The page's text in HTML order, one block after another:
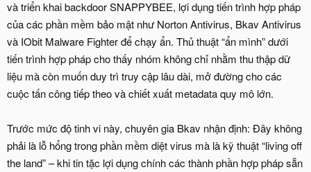
và triển khai backdoor SNAPPYBEE, lợi dụng tiến trình hợp pháp
của các phần mềm bảo mật như Norton Antivirus, Bkav Antivirus
và IObit Malware Fighter để chạy ẩn. Thủ thuật “ẩn mình” dưới
tiến trình hợp pháp cho thấy nhóm không chỉ nhằm thu thập dữ
liệu mà còn muốn duy trì truy cập lâu dài, mở đường cho các
cuộc tấn công tiếp theo và chiết xuất metadata quy mô lớn.
Trước mức độ tinh vi này, chuyên gia Bkav nhận định: Đây không
phải là lỗ hổng trong phần mềm diệt virus mà là kỹ thuật “living off
the land” – khi tin tặc lợi dụng chính các thành phần hợp pháp sẵn